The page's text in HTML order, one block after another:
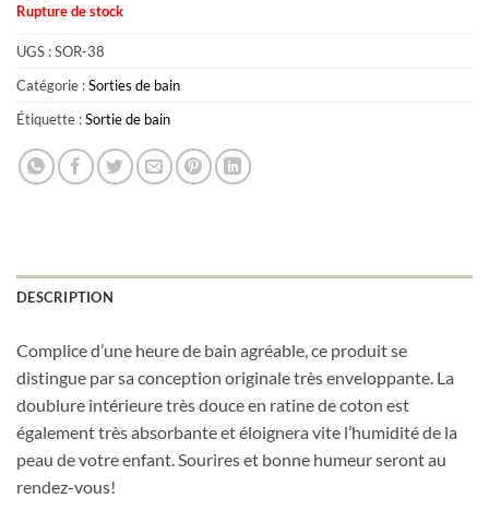
Rupture de stock
UGS :SOR-38
Catégorie :Sorties de bain
Étiquette :Sortie de bain
DESCRIPTION
Complice d’une heure de bain agréable, ce produit se
distingue par sa conception originale très enveloppante. La
doublure intérieure très douce en ratine de coton est
également très absorbante et éloignera vite l’humidité de la
peau de votre enfant. Sourires et bonne humeur seront au
rendez-vous!
Obtenez 10% de rabais
notre infolettre!
Courriel*
Nom